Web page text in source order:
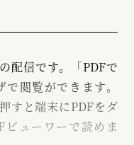
配信です。「PDFで
閲覧ができます。
すと端末にPDFをダ
ビューワーで読めま